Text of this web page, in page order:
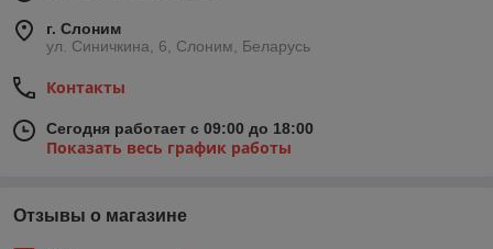
г. Слоним
ул. Синичкина, 6, Слоним, Беларусь
Контакты
Сегодня работает с 09:00 до 18:00
Показать весь график работы
Отзывы о магазине